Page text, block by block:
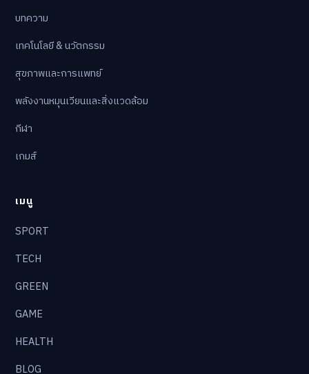
บทความ
เทคโนโลยี & นวัตกรรม
สุขภาพและการแพทย์
พลังงานหมุนเวียนและสิ่งแวดล้อม
กีฬา
เกมส์
เมนู
SPORT
TECH
GREEN
GAME
HEALTH
BLOG